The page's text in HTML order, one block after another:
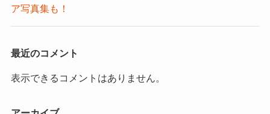
ア写真集も！
最近のコメント
表示できるコメントはありません。